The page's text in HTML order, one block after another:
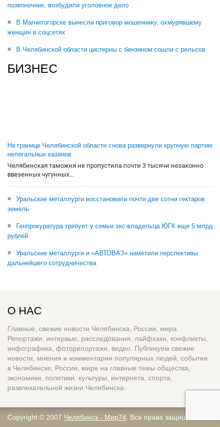
позвоночник, возбудили уголовное дело
В Магнитогорске вынесли приговор мошеннику, охмурявшему
женщин в соцсетях
В Челябинской области цистерны с бензином сошли с рельсов
БИЗНЕС
На границе Челябинской области снова развернули крупную партию
нелегальных казанов
Челябинская таможня не пропустила почти 3 тысячи незаконно
ввезенных чугунных...
Уральские металлурги восстановили почти две сотни гектаров
земель
Генпрокуратура требует у семьи экс-владельца ЮГК еще 5 млрд
рублей
Уральские металлурги и «АВТОВАЗ» наметили перспективы
дальнейшего сотрудничества
О НАС
Главные, свежие новости Челябинска, России, мира.
Репортажи, интервью, расследования, лайфхаки, конфликты,
инфографика, фоторепортажи, видео. Публикуем свежие
новости, мнения и комментарии популярных людей, события
в Челябинске, России, мире на главные темы общества,
экономики, политики, культуры, интернета, спорта,
развлекательной жизни Челябинска.
Copyright © 2007 Челябинск - Мир74 . Все права защищены.